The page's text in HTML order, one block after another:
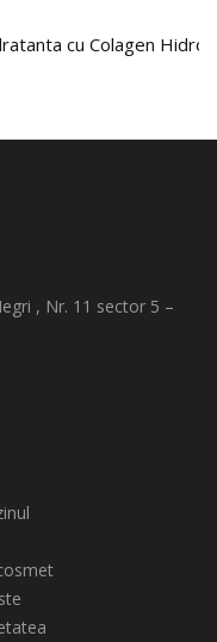
cu Colagen
, Nr. 11 sector 5 –